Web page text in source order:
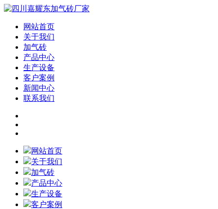
网站首页
关于我们
加气砖
产品中心
生产设备
客户案例
新闻中心
联系我们
网站首页
关于我们
加气砖
产品中心
生产设备
客户案例